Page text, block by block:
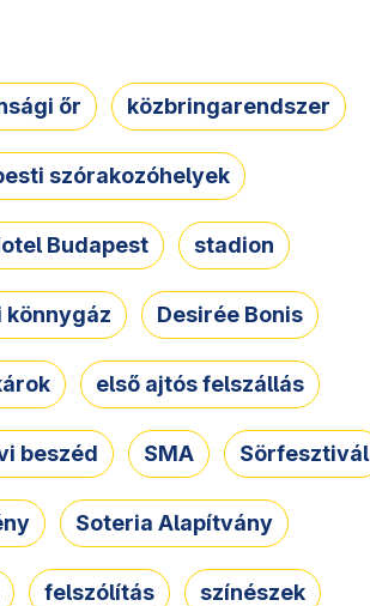
őr közbringarendszer
szórakozóhelyek
Budapest stadion
Desirée Bonis
első ajtós felszállás
beszéd SMA Sörfesztivál
Soteria Alapítvány
felszólítás színészek